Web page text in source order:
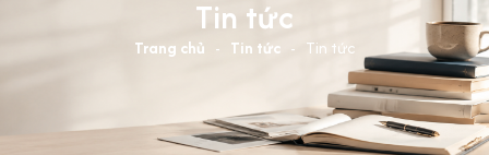
Tin tức
Trang chủ - Tin tức - Tin tức